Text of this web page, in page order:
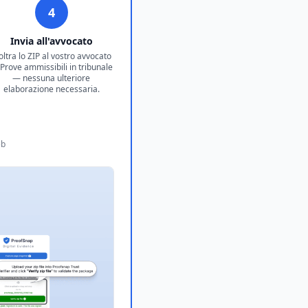
4
Invia all'avvocato
lo ZIP al vostro avvocato
Prove ammissibili in tribunale
— nessuna ulteriore
elaborazione necessaria.